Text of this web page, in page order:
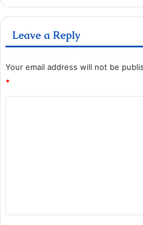
Leave a Reply
Your email address will not be
*